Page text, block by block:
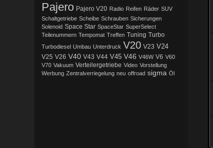
Pajero Pajero V20 Radio Reifen Räder SUV
Schaltgetriebe Scheibe Schrauben Sicherungen
Solenoid Space Star SpaceStar SuperSelect
Teilenummern Tempomat Treffen Tuning Turbo
Turbodiesel Umbau Unterdruck V20 V23 V24
V25 V26 V40 V43 V44 V45 V46 V46W V6 V60
V70 Vakuum Verteilergetriebe Video Vorstellung
Werbung Zentralverriegelung neu offroad sigma Öl